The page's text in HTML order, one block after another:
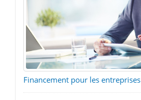
Financement pour les entreprises